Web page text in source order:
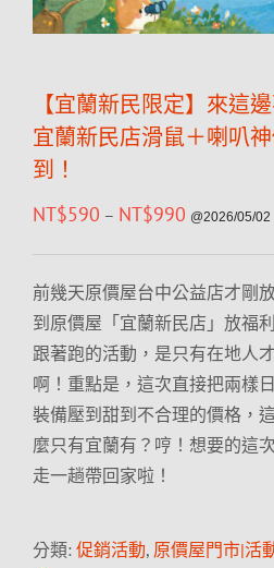
【宜蘭新民限定】來這
宜蘭新民店滑鼠＋喇叭
到！
NT$590 – NT$990 @2026/05/02
前幾天原價屋台中公益店才剛
到原價屋「宜蘭新民店」放福
跟著跑的活動，是只有在地人
啊！重點是，這次直接把兩樣
裝備壓到甜到不合理的價格，
麼只有宜蘭有？哼！想要的這
走一趟帶回家啦！
分類: 促銷活動, 原價屋門市|活